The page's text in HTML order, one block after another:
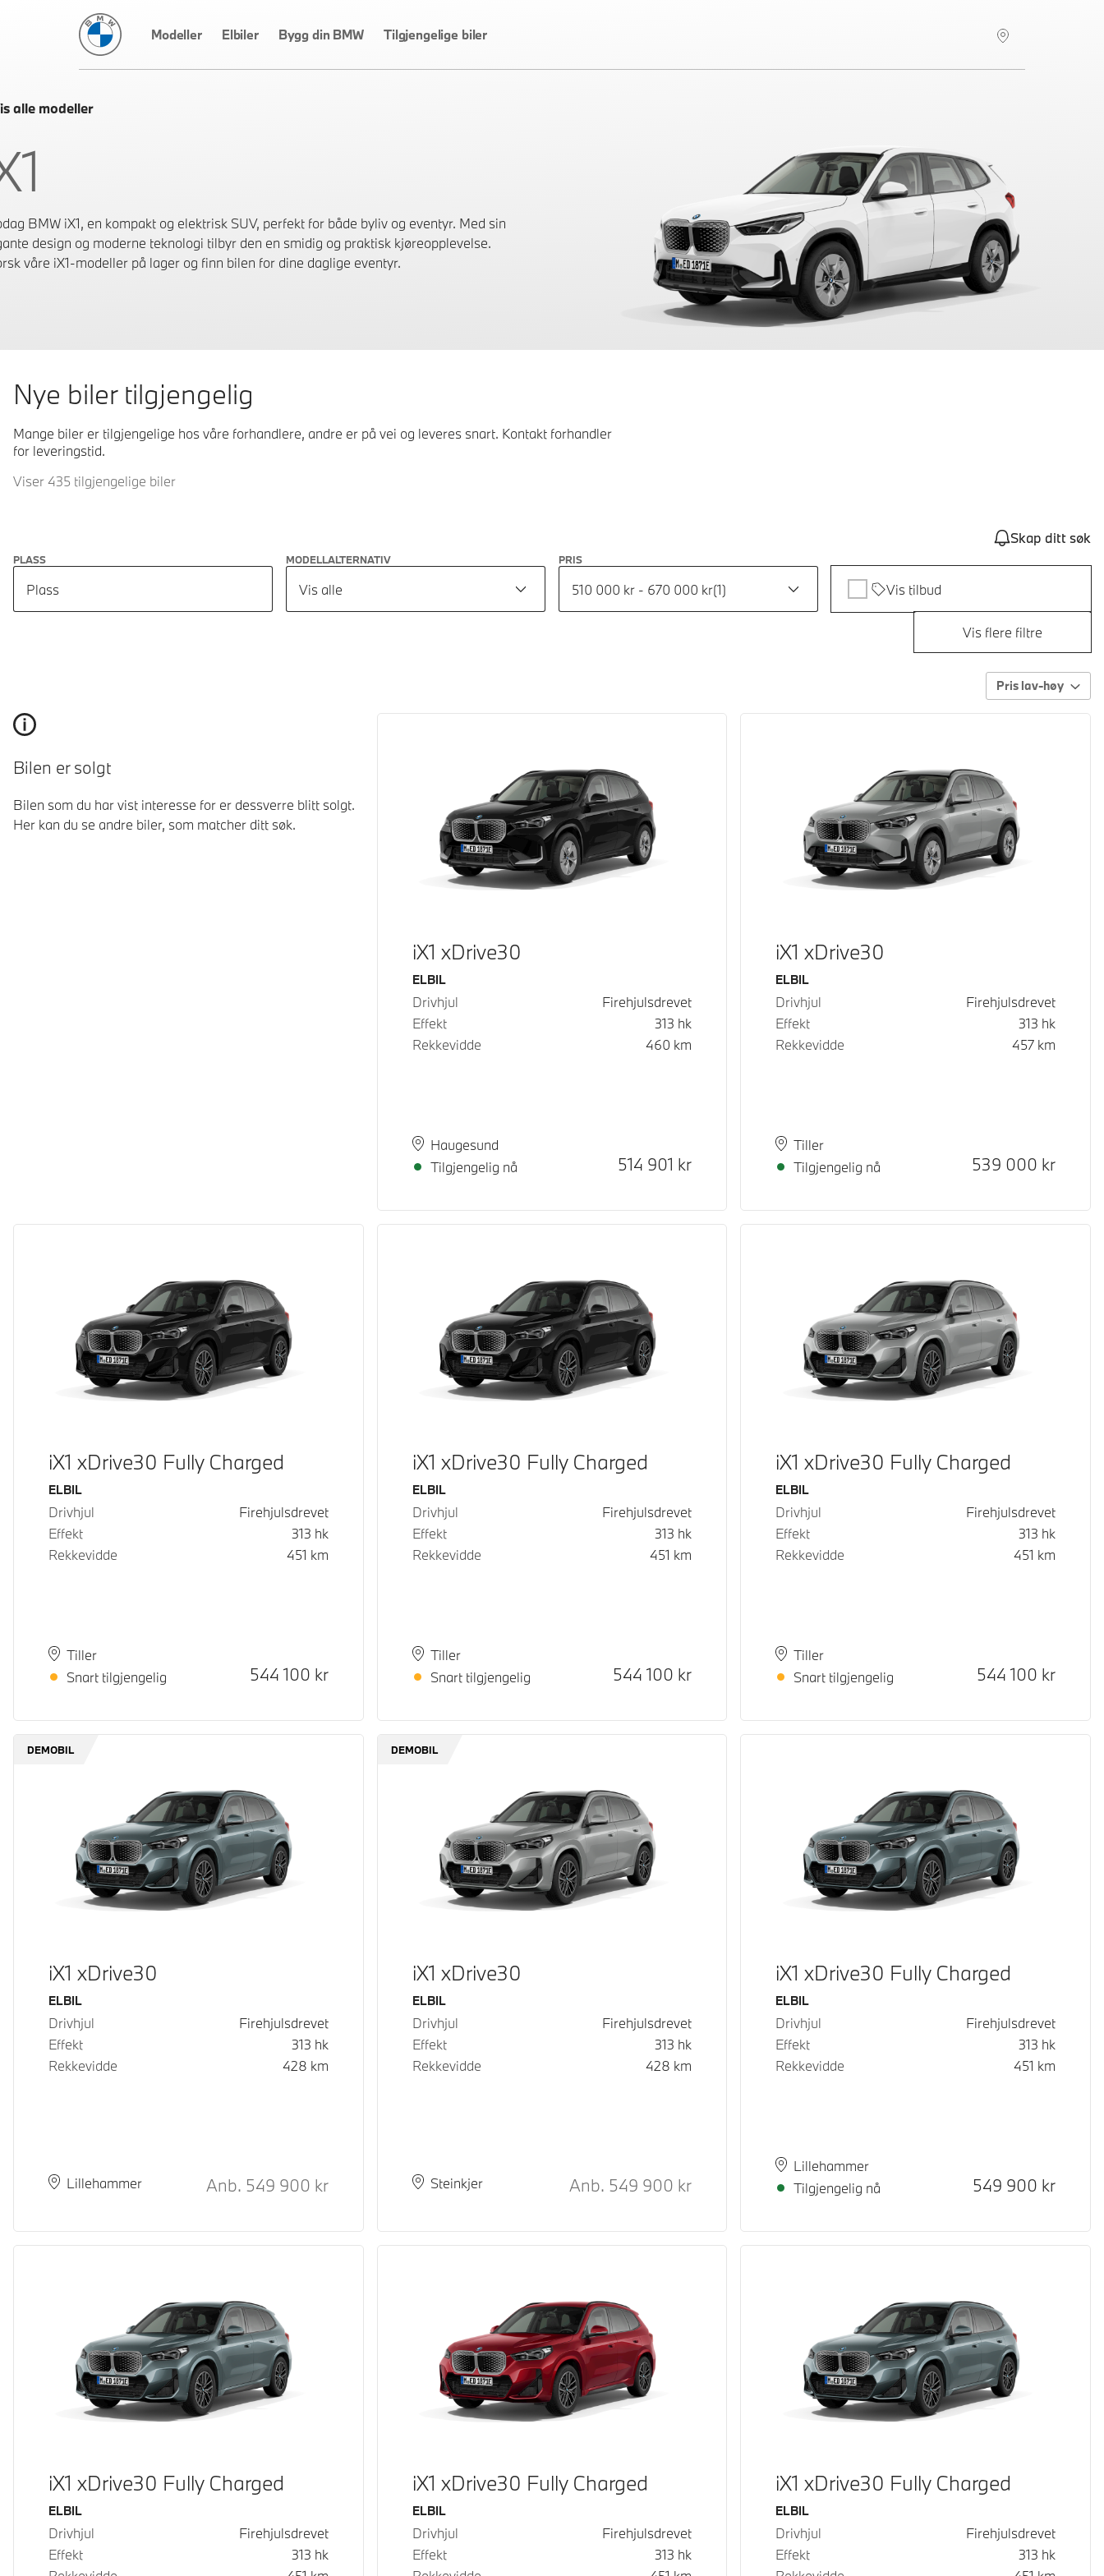
BMW Norge
Modeller Elbiler Bygg din BMW Tilgjengelige biler
alle modeller
BMW iX1, en kompakt og elektrisk SUV, perfekt for både byliv og eventyr. Med sin
design og moderne teknologi tilbyr den en smidig og praktisk kjøreopplevelse.
våre iX1-modeller på lager og finn bilen for dine daglige eventyr.
Nye biler tilgjengelig
Mange biler er tilgjengelige hos våre forhandlere, andre er på vei og leveres snart. Kontakt forhandler
for leveringstid.
Viser 435 tilgjengelige biler
Skap ditt søk
PLASS
Plass
MODELLALTERNATIV
Vis alle
PRIS
510 000 kr - 670 000 kr(1) Vis tilbud
Vis flere filtre
Pris lav-høy
Bilen er solgt
Bilen som du har vist interesse for er dessverre blitt solgt.
Her kan du se andre biler, som matcher ditt søk.
iX1 xDrive30
Drivstoff
ELBIL
Drivhjul
Firehjulsdrevet
Effekt
313 hk
Rekkevidde
460 km
PlassHaugesund
Leveringstid
Tilgjengelig nå
Kontantpris
514 901 kr
iX1 xDrive30
Drivstoff
ELBIL
Drivhjul
Firehjulsdrevet
Effekt
313 hk
Rekkevidde
457 km
PlassTiller
Leveringstid
Tilgjengelig nå
Kontantpris
539 000 kr
iX1 xDrive30 Fully Charged
Drivstoff
ELBIL
Drivhjul
Firehjulsdrevet
Effekt
313 hk
Rekkevidde
451 km
PlassTiller
Leveringstid
Snart tilgjengelig
Kontantpris
544 100 kr
iX1 xDrive30 Fully Charged
Drivstoff
ELBIL
Drivhjul
Firehjulsdrevet
Effekt
313 hk
Rekkevidde
451 km
PlassTiller
Leveringstid
Snart tilgjengelig
Kontantpris
544 100 kr
iX1 xDrive30 Fully Charged
Drivstoff
ELBIL
Drivhjul
Firehjulsdrevet
Effekt
313 hk
Rekkevidde
451 km
PlassTiller
Leveringstid
Snart tilgjengelig
Kontantpris
544 100 kr
DEMOBIL
iX1 xDrive30
Drivstoff
ELBIL
Drivhjul
Firehjulsdrevet
Effekt
313 hk
Rekkevidde
428 km
PlassLillehammer
Leveringstid Kontantpris
Anb. 549 900 kr
DEMOBIL
iX1 xDrive30
Drivstoff
ELBIL
Drivhjul
Firehjulsdrevet
Effekt
313 hk
Rekkevidde
428 km
PlassSteinkjer
Leveringstid Kontantpris
Anb. 549 900 kr
iX1 xDrive30 Fully Charged
Drivstoff
ELBIL
Drivhjul
Firehjulsdrevet
Effekt
313 hk
Rekkevidde
451 km
PlassLillehammer
Leveringstid
Tilgjengelig nå
Kontantpris
549 900 kr
iX1 xDrive30 Fully Charged
Drivstoff
ELBIL
Drivhjul
Firehjulsdrevet
Effekt
313 hk
iX1 xDrive30 Fully Charged
Drivstoff
ELBIL
Drivhjul
Firehjulsdrevet
Effekt
313 hk
iX1 xDrive30 Fully Charged
Drivstoff
ELBIL
Drivhjul
Firehjulsdrevet
Effekt
313 hk